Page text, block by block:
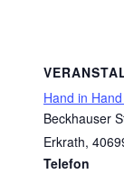
Hand in
Beckhauser
Erkrath,
Telefon